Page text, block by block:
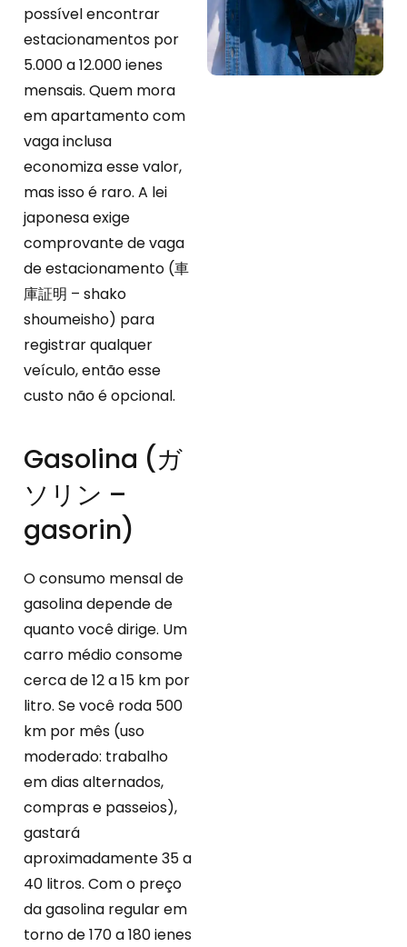
possível encontrar
estacionamentos por
5.000 a 12.000 ienes
mensais. Quem mora
em apartamento com
vaga inclusa
economiza esse valor,
mas isso é raro. A lei
japonesa exige
comprovante de vaga
de estacionamento (車
庫証明 – shako
shoumeisho) para
registrar qualquer
veículo, então esse
custo não é opcional.
Gasolina (ガ
ソリン –
gasorin)
O consumo mensal de
gasolina depende de
quanto você dirige. Um
carro médio consome
cerca de 12 a 15 km por
litro. Se você roda 500
km por mês (uso
moderado: trabalho
em dias alternados,
compras e passeios),
gastará
aproximadamente 35 a
40 litros. Com o preço
da gasolina regular em
torno de 170 a 180 ienes